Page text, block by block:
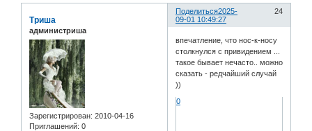
Поделиться 24
2025-
09-01 10:49:27
Триша
администриша
Зарегистрирован: 2010-04-16
Приглашений: 0
впечатление, что нос-к-носу
столкнулся с привидением ...
такое бывает нечасто.. можно
сказать - редчайший случай
))
0